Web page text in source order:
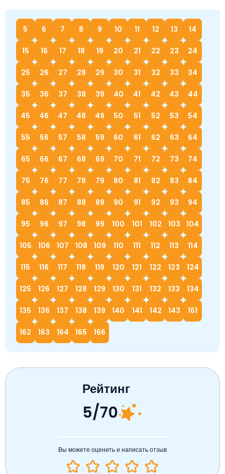
5 6 7 8 9 10 11 12 13 14
15 16 17 18 19 20 21 22 23 24
25 26 27 28 29 30 31 32 33 34
35 36 37 38 39 40 41 42 43 44
45 46 47 48 49 50 51 52 53 54
55 56 57 58 59 60 61 62 63 64
65 66 67 68 69 70 71 72 73 74
75 76 77 78 79 80 81 82 83 84
85 86 87 88 89 90 91 92 93 94
95 96 97 98 99 100 101 102 103 104
105 106 107 108 109 110 111 112 113 114
115 116 117 118 119 120 121 122 123 124
125 126 127 128 129 130 131 132 133 134
135 136 137 138 139 140 141 142 143 161
162 163 164 165 166
Рейтинг
5/70
Вы можете оценить и написать отзыв